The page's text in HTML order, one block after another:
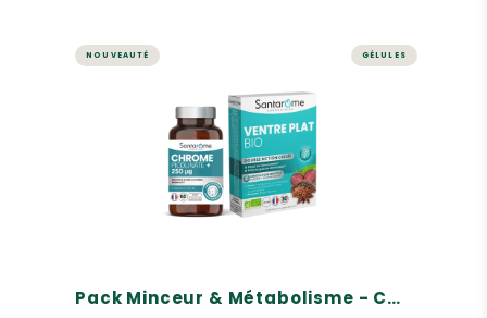
NOUVEAUTÉ GÉLULES
Pack Minceur & Métabolisme - Chrome + Ventre Plat
Pack Minceur & Métabolisme -
Chrome + Ventre Plat
Un duo complémentaire
Maintien d'une glycémie normale
Réduit les ballonnements, Brûle les graisses
abdominales